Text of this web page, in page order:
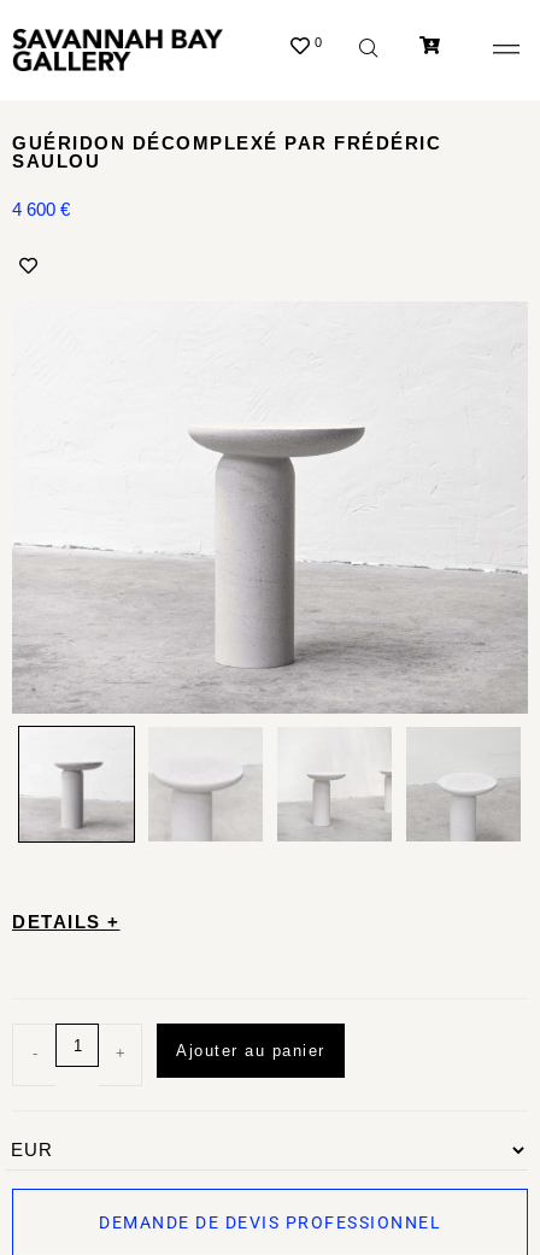
0
DETAILS +
- + Ajouter au panier
DEMANDE DE DEVIS PROFESSIONNEL
GUÉRIDON DÉCOMPLEXÉ PAR FRÉDÉRIC
SAULOU
4 600 €